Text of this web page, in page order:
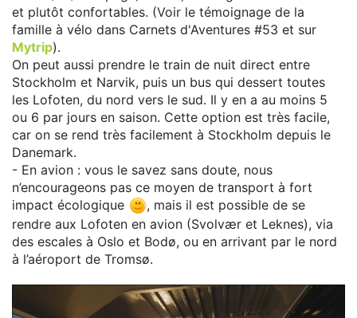
et plutôt confortables. (Voir le témoignage de la
famille à vélo dans Carnets d'Aventures #53 et sur
Mytrip).
On peut aussi prendre le train de nuit direct entre
Stockholm et Narvik, puis un bus qui dessert toutes
les Lofoten, du nord vers le sud. Il y en a au moins 5
ou 6 par jours en saison. Cette option est très facile,
car on se rend très facilement à Stockholm depuis le
Danemark.
- En avion : vous le savez sans doute, nous
n’encourageons pas ce moyen de transport à fort
impact écologique
, mais il est possible de se
rendre aux Lofoten en avion (Svolvær et Leknes), via
des escales à Oslo et Bodø, ou en arrivant par le nord
à l’aéroport de Tromsø.